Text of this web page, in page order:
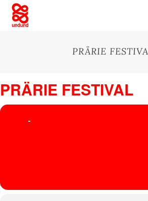
PRÄRIE
PRÄRIE FESTIVAL